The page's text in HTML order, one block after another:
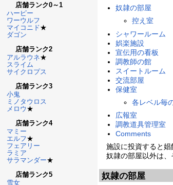
奴隷の部屋
控え室
シャワールーム
娯楽施設
宣伝用の看板
調教師の館
スイートルーム
交流部屋
保健室
各レベル毎
広報室
調教道具管理室
Comments
施設に投資すると娼
奴隷の部屋以外は、
奴隷の部屋
店舗ランク0～1
ハーピー
ワーウルフ
マイコニド★
ダゴン
店舗ランク2
アルラウネ★
スライム
サイクロプス
店舗ランク3
小鬼
ミノタウロス
メロウ ★
店舗ランク4
マミー
エルフ★
フェアリー
ラミア
サラマンダー★
店舗ランク5
雪女